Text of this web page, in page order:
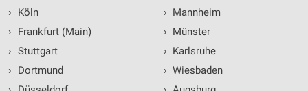
›
Köln
›
Frankfurt (Main)
› Stuttgart
›
Dortmund
› Mannheim
› Münster
› Karlsruhe
› Wiesbaden